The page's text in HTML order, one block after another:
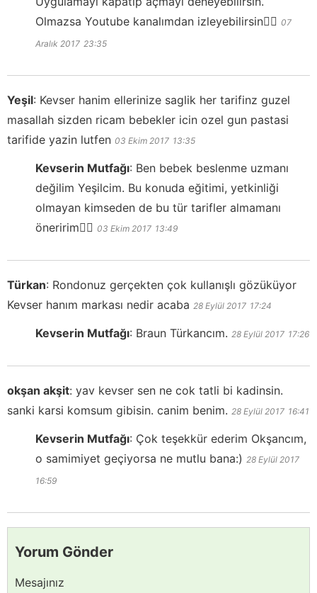
Olmazsa Youtube kanalımdan izleyebilirsin👍🏻 07
Aralık 2017 23:35
Yeşil: Kevser hanim ellerinize saglik her tarifinz guzel
masallah sizden ricam bebekler icin ozel gun pastasi
tarifide yazin lutfen 03 Ekim 2017 13:35
Kevserin Mutfağı: Ben bebek beslenme uzmanı
değilim Yeşilcim. Bu konuda eğitimi, yetkinliği
olmayan kimseden de bu tür tarifler almamanı
öneririm👍🏻 03 Ekim 2017 13:49
Türkan: Rondonuz gerçekten çok kullanışlı gözüküyor
Kevser hanım markası nedir acaba 28 Eylül 2017 17:24
Kevserin Mutfağı: Braun Türkancım. 28 Eylül 2017 17:26
okşan akşit: yav kevser sen ne cok tatli bi kadinsin.
sanki karsi komsum gibisin. canim benim. 28 Eylül 2017 16:41
Kevserin Mutfağı: Çok teşekkür ederim Okşancım,
o samimiyet geçiyorsa ne mutlu bana:) 28 Eylül 2017
16:59
Yorum Gönder
Mesajınız